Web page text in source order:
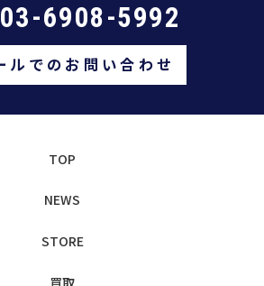
6908-5992
ルでのお問い合わせ
TOP
NEWS
STORE
買取